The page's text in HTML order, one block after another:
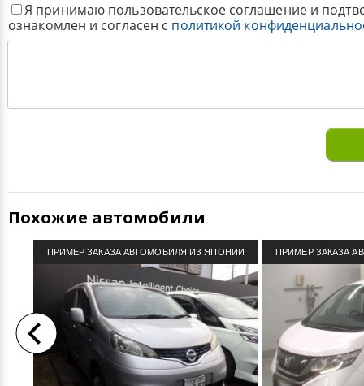
Я принимаю пользовательское соглашение и
ознакомлен и согласен с политикой
Похожие автомобили
ПРИМЕР ЗАКАЗА АВТОМОБИЛЯ ИЗ ЯПОНИИ ПРИМЕР ЗАКАЗА